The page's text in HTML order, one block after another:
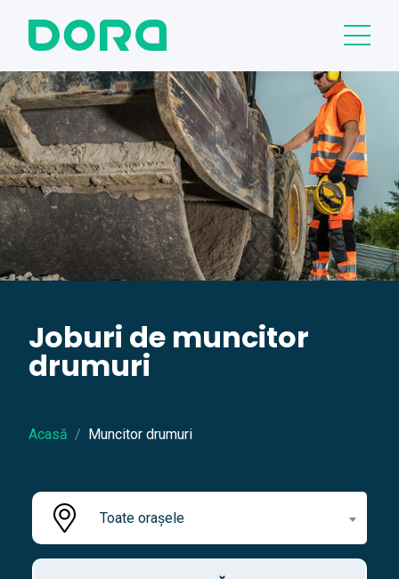
Joburi de muncitor
drumuri
Acasă Muncitor drumuri
Toate orașele